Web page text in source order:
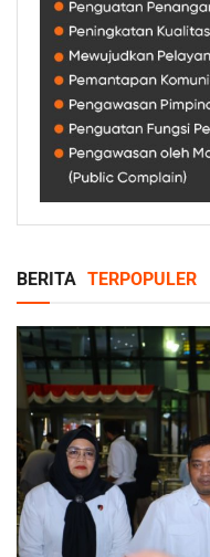
BERITA TERPOPULER